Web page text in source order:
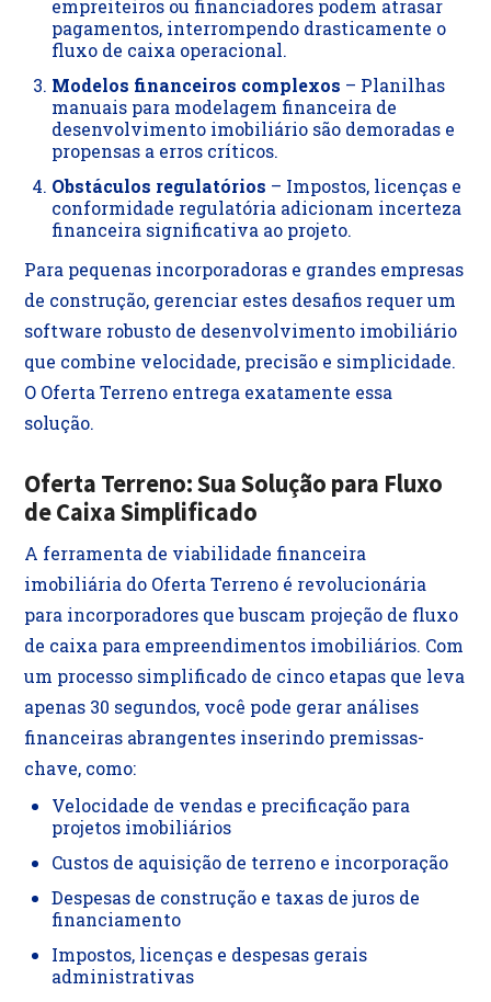
empreiteiros ou financiadores podem atrasar
pagamentos, interrompendo drasticamente o
fluxo de caixa operacional.
Modelos financeiros complexos – Planilhas
manuais para modelagem financeira de
desenvolvimento imobiliário são demoradas e
propensas a erros críticos.
Obstáculos regulatórios – Impostos, licenças e
conformidade regulatória adicionam incerteza
financeira significativa ao projeto.
Para pequenas incorporadoras e grandes empresas
de construção, gerenciar estes desafios requer um
software robusto de desenvolvimento imobiliário
que combine velocidade, precisão e simplicidade.
O Oferta Terreno entrega exatamente essa
solução.
Oferta Terreno: Sua Solução para Fluxo
de Caixa Simplificado
A ferramenta de viabilidade financeira
imobiliária do Oferta Terreno é revolucionária
para incorporadores que buscam projeção de fluxo
de caixa para empreendimentos imobiliários. Com
um processo simplificado de cinco etapas que leva
apenas 30 segundos, você pode gerar análises
financeiras abrangentes inserindo premissas-
chave, como:
Velocidade de vendas e precificação para
projetos imobiliários
Custos de aquisição de terreno e incorporação
Despesas de construção e taxas de juros de
financiamento
Impostos, licenças e despesas gerais
administrativas